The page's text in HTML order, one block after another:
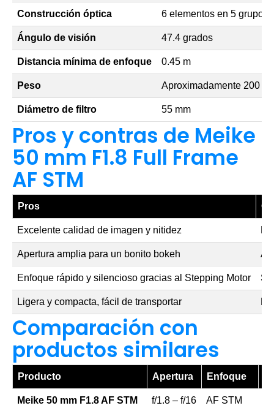
Construcción óptica 6 elementos en 5 grupos
Ángulo de visión 47.4 grados
Distancia mínima de enfoque 0.45 m
Peso Aproximadamente 200 g
Diámetro de filtro 55 mm
Pros y contras de Meike
50 mm F1.8 Full Frame
AF STM
Pros
Excelente calidad de imagen y nitidez
Apertura amplia para un bonito bokeh
Enfoque rápido y silencioso gracias al Stepping Motor
Ligera y compacta, fácil de transportar
Comparación con
productos similares
Producto Apertura Enfoque
Meike 50 mm F1.8 AF STM f/1.8 – f/16 AF STM